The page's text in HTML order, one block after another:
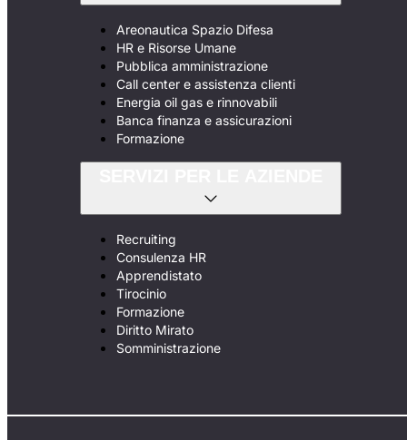
Areonautica Spazio Difesa
HR e Risorse Umane
Pubblica amministrazione
Call center e assistenza clienti
Energia oil gas e rinnovabili
Banca finanza e assicurazioni
Formazione
Recruiting
Consulenza HR
Apprendistato
Tirocinio
Formazione
Diritto Mirato
Somministrazione